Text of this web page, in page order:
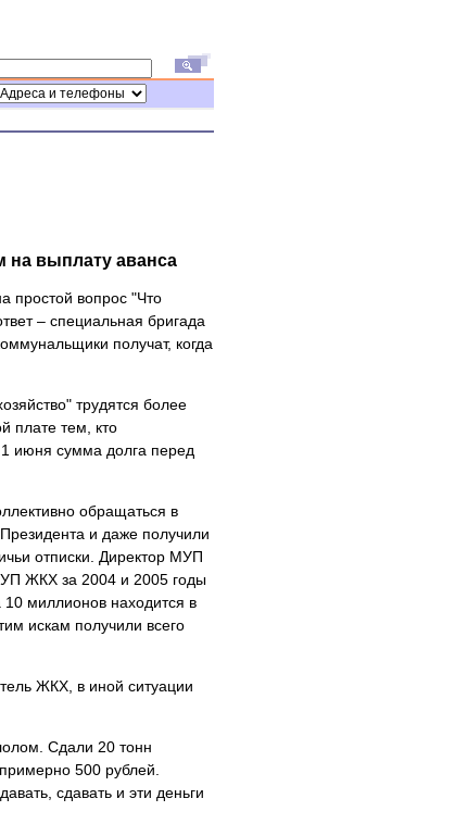
на выплату аванса
простой вопрос "Что
– специальная бригада
получат, когда
трудятся более
плате тем, кто
июня сумма долга перед
обращаться в
и даже получили
отписки. Директор МУП
ЖКХ за 2004 и 2005 годы
10 миллионов находится в
искам получили всего
ЖКХ, в иной ситуации
Сдали 20 тонн
500 рублей.
сдавать и эти деньги